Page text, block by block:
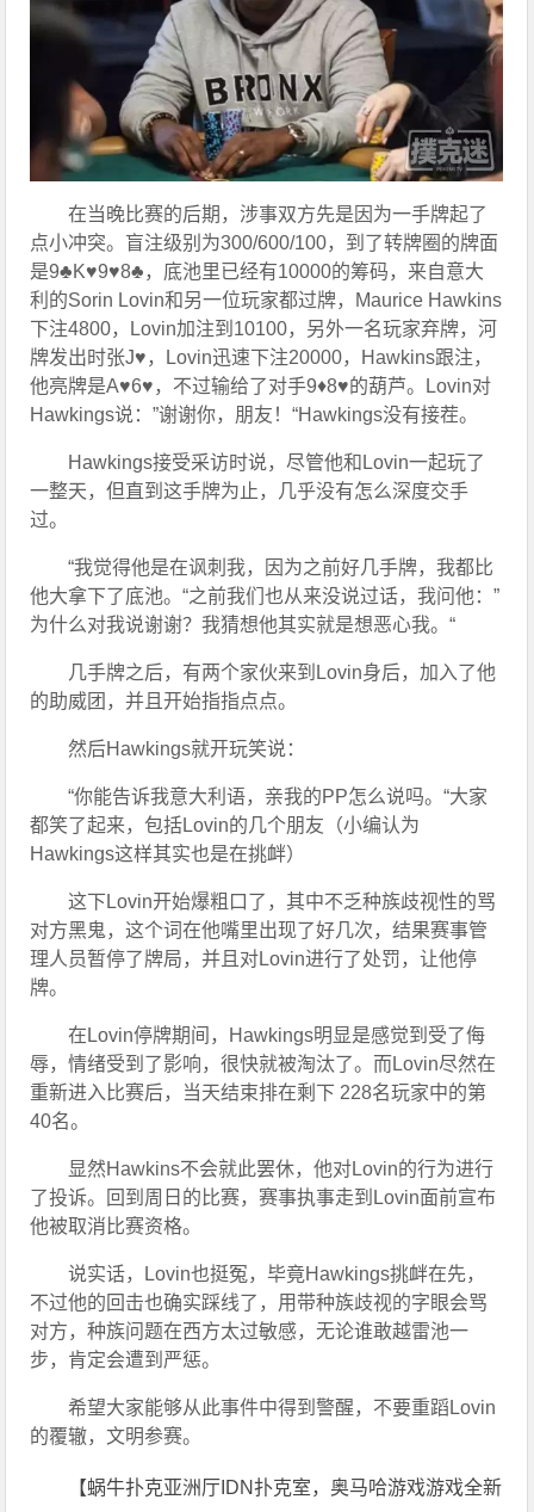
在当晚比赛的后期，涉事双方先是因为一手牌起了
点小冲突。盲注级别为300/600/100，到了转牌圈的牌面
是9♣K♥9♥8♣，底池里已经有10000的筹码，来自意大
利的Sorin Lovin和另一位玩家都过牌，Maurice Hawkins
下注4800，Lovin加注到10100，另外一名玩家弃牌，河
牌发出时张J♥，Lovin迅速下注20000，Hawkins跟注，
他亮牌是A♥6♥，不过输给了对手9♦8♥的葫芦。Lovin对
Hawkings说：”谢谢你，朋友！“Hawkings没有接茬。
Hawkings接受采访时说，尽管他和Lovin一起玩了
一整天，但直到这手牌为止，几乎没有怎么深度交手
过。
“我觉得他是在讽刺我，因为之前好几手牌，我都比
他大拿下了底池。“之前我们也从来没说过话，我问他：”
为什么对我说谢谢？我猜想他其实就是想恶心我。“
几手牌之后，有两个家伙来到Lovin身后，加入了他
的助威团，并且开始指指点点。
然后Hawkings就开玩笑说：
“你能告诉我意大利语，亲我的PP怎么说吗。“大家
都笑了起来，包括Lovin的几个朋友（小编认为
Hawkings这样其实也是在挑衅）
这下Lovin开始爆粗口了，其中不乏种族歧视性的骂
对方黑鬼，这个词在他嘴里出现了好几次，结果赛事管
理人员暂停了牌局，并且对Lovin进行了处罚，让他停
牌。
在Lovin停牌期间，Hawkings明显是感觉到受了侮
辱，情绪受到了影响，很快就被淘汰了。而Lovin尽然在
重新进入比赛后，当天结束排在剩下 228名玩家中的第
40名。
显然Hawkins不会就此罢休，他对Lovin的行为进行
了投诉。回到周日的比赛，赛事执事走到Lovin面前宣布
他被取消比赛资格。
说实话，Lovin也挺冤，毕竟Hawkings挑衅在先，
不过他的回击也确实踩线了，用带种族歧视的字眼会骂
对方，种族问题在西方太过敏感，无论谁敢越雷池一
步，肯定会遭到严惩。
希望大家能够从此事件中得到警醒，不要重蹈Lovin
的覆辙，文明参赛。
【蜗牛扑克亚洲厅IDN扑克室，奥马哈游戏游戏全新